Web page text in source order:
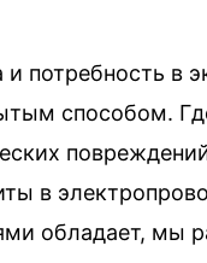
потребность в
способом.
в
обладает, мы